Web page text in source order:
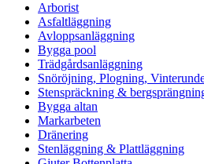
Arborist
Asfaltläggning
Avloppsanläggning
Bygga pool
Trädgårdsanläggning
Snöröjning, Plogning,
Stenspräckning &
Bygga altan
Markarbeten
Dränering
Stenläggning & Plattläggning